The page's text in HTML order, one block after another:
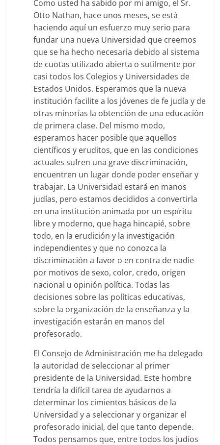
Como usted ha sabido por mi amigo, el Sr.
Otto Nathan, hace unos meses, se está
haciendo aquí un esfuerzo muy serio para
fundar una nueva Universidad que creemos
que se ha hecho necesaria debido al sistema
de cuotas utilizado abierta o sutilmente por
casi todos los Colegios y Universidades de
Estados Unidos. Esperamos que la nueva
institución facilite a los jóvenes de fe judía y de
otras minorías la obtención de una educación
de primera clase. Del mismo modo,
esperamos hacer posible que aquellos
científicos y eruditos, que en las condiciones
actuales sufren una grave discriminación,
encuentren un lugar donde poder enseñar y
trabajar. La Universidad estará en manos
judías, pero estamos decididos a convertirla
en una institución animada por un espíritu
libre y moderno, que haga hincapié, sobre
todo, en la erudición y la investigación
independientes y que no conozca la
discriminación a favor o en contra de nadie
por motivos de sexo, color, credo, origen
nacional u opinión política. Todas las
decisiones sobre las políticas educativas,
sobre la organización de la enseñanza y la
investigación estarán en manos del
profesorado.
El Consejo de Administración me ha delegado
la autoridad de seleccionar al primer
presidente de la Universidad. Este hombre
tendría la difícil tarea de ayudarnos a
determinar los cimientos básicos de la
Universidad y a seleccionar y organizar el
profesorado inicial, del que tanto depende.
Todos pensamos que, entre todos los judíos